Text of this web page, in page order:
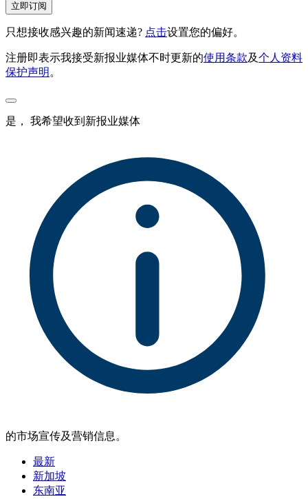
立即订阅
只想接收感兴趣的新闻速递? 点击设置您的偏好。
注册即表示我接受新报业媒体不时更新的使用条款及个人资料
保护声明。
是， 我希望收到新报业媒体
的市场宣传及营销信息。
最新
新加坡
东南亚